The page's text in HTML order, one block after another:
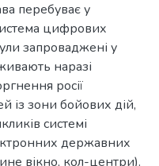
перебуває у
цифрових
запроваджені у
наразі
росії
із зони бойових дій,
системі
державних
вікно, кол-центри).